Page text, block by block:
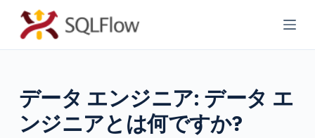
コ
ン
ツ
へ
ス
データ エンジニア: データ エ
ンジニアとは何ですか?